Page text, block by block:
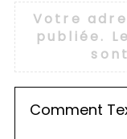
Votre
publiée.